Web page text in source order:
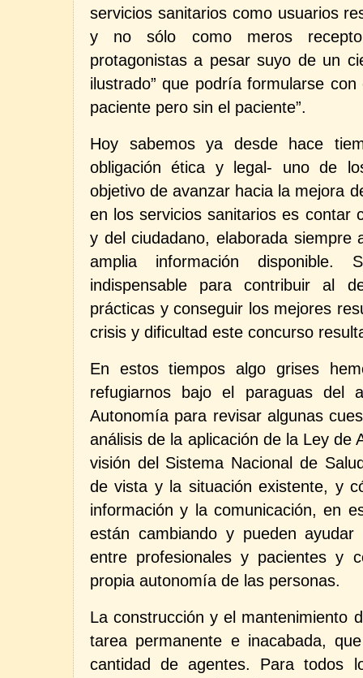
servicios sanitarios como usuarios
y no sólo como meros
protagonistas a pesar suyo de un
ilustrado” que podría formularse
paciente pero sin el paciente”.
Hoy sabemos ya desde hace
obligación ética y legal- uno de
objetivo de avanzar hacia la mejora
en los servicios sanitarios es contar
y del ciudadano, elaborada
amplia información disponible.
indispensable para contribuir al
prácticas y conseguir los mejores
crisis y dificultad este concurso
En estos tiempos algo grises
refugiarnos bajo el paraguas del
Autonomía para revisar algunas
análisis de la aplicación de la Ley de
visión del Sistema Nacional de
de vista y la situación existente, y
información y la comunicación, en
están cambiando y pueden
entre profesionales y pacientes y
propia autonomía de las personas.
La construcción y el mantenimiento
tarea permanente e inacabada,
cantidad de agentes. Para todos